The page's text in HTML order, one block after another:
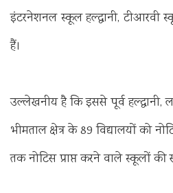
इंटरनेशनल स्कूल हल्द्वानी, टीआरवी
हैं।
उल्लेखनीय है कि इससे पूर्व
भीमताल क्षेत्र के 89 विद्यालयों को
तक नोटिस प्राप्त करने वाले स्कूलों की